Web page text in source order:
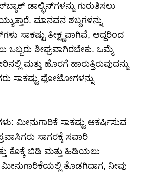
ಡಾಲ್ಫಿನ್‌ಗಳನ್ನು ಗುರುತಿಸಲು
ಮಾನವನ ಶಬ್ದಗಳನ್ನು
ಸಾಕಷ್ಟು ತೀಕ್ಷ್ಣವಾಗಿವೆ, ಆದ್ದರಿಂದ
ಒಬ್ಬರು ಶೀಘ್ರವಾಗಿರಬೇಕು. ಒಮ್ಮೆ
ಮತ್ತು ಹೊರಗೆ ಹಾರುತ್ತಿರುವುದನ್ನು
ಸಾಕಷ್ಟು ಫೋಟೋಗಳನ್ನು
ಮೀನುಗಾರಿಕೆ ಸಾಕಷ್ಟು ಆಕರ್ಷಿಸುವ
ಸಾಗರಕ್ಕೆ ಸವಾರಿ
ಕೊಕ್ಕೆ ಬಿಡಿ ಮತ್ತು ಹಿಡಿಯಲು
ತೊಡಗಿದಾಗ, ನೀವು